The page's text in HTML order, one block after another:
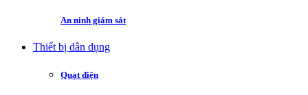
An ninh giám sát
Thiết bị dân dụng
Quạt điện